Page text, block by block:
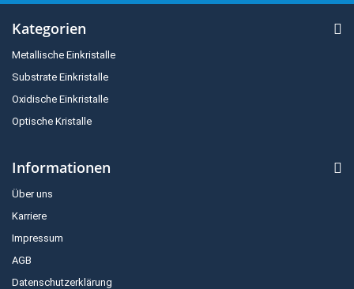
Kategorien
Metallische Einkristalle
Substrate Einkristalle
Oxidische Einkristalle
Optische Kristalle
Informationen
Über uns
Karriere
Impressum
AGB
Datenschutzerklärung